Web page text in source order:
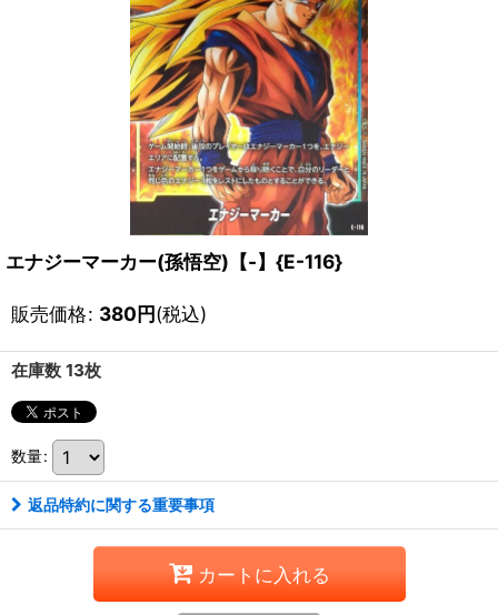
エナジーマーカー(孫悟空)【-】{E-116}
販売価格: 380円(税込)
在庫数 13枚
数量:
返品特約に関する重要事項
カートに入れる